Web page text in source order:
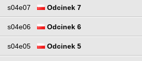
s04e07 Odcinek 7
s04e06 Odcinek 6
s04e05 Odcinek 5